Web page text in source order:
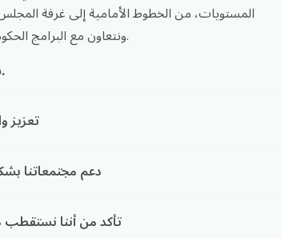
المستويات، من الخطوط الأمامية إلى غرفة
ونتعاون مع البرامج الحكومية والشركاء لتنويع جهودنا في التوظيف.
.
تعزيز
دعم مجتمعاتنا
تأكد من أننا